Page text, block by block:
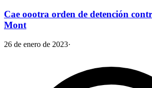
Cae oootra orden de detención
Mont
26 de enero de 2023·